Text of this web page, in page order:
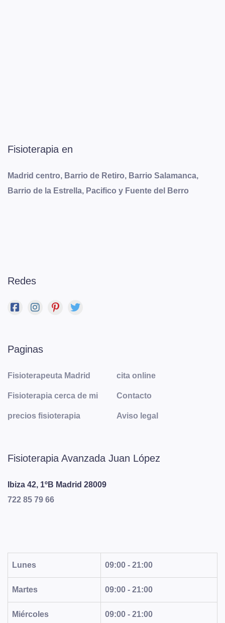
Fisioterapia en
Madrid centro, Barrio de Retiro, Barrio Salamanca,
Barrio de la Estrella, Pacifico y Fuente del Berro
Redes
Paginas
Fisioterapeuta Madrid
Fisioterapia cerca de mi
precios fisioterapia
cita online
Contacto
Aviso legal
Fisioterapia Avanzada Juan López
Ibiza 42, 1ºB Madrid 28009
722 85 79 66
Lunes 09:00 - 21:00
Martes 09:00 - 21:00
Miércoles 09:00 - 21:00